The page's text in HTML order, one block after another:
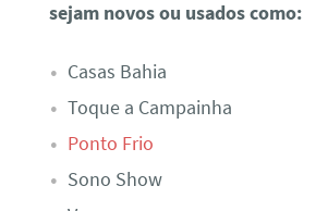
sejam novos ou usados como:
Casas Bahia
Toque a Campainha
Ponto Frio
Sono Show